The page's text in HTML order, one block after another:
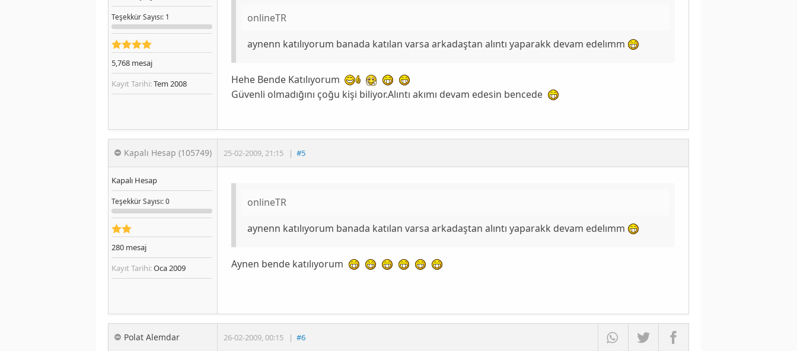
TeşekkürSayısı: 1
5,768 mesaj
Kayıt Tarihi:Tem 2008
onlineTR
aynenn katılıyorum banada katılan varsa arkadaştan alıntı yaparakk devam edelımm
Hehe Bende Katılıyorum
Güvenli olmadığını çoğu kişi biliyor.Alıntı akımı devam edesin bencede
Kapalı Hesap (105749) 25-02-2009,21:15 | #5
Kapalı Hesap
TeşekkürSayısı: 0
280 mesaj
Kayıt Tarihi:Oca 2009
onlineTR
aynenn katılıyorum banada katılan varsa arkadaştan alıntı yaparakk devam edelımm
Aynen bende katılıyorum
Polat Alemdar 26-02-2009,00:15 | #6